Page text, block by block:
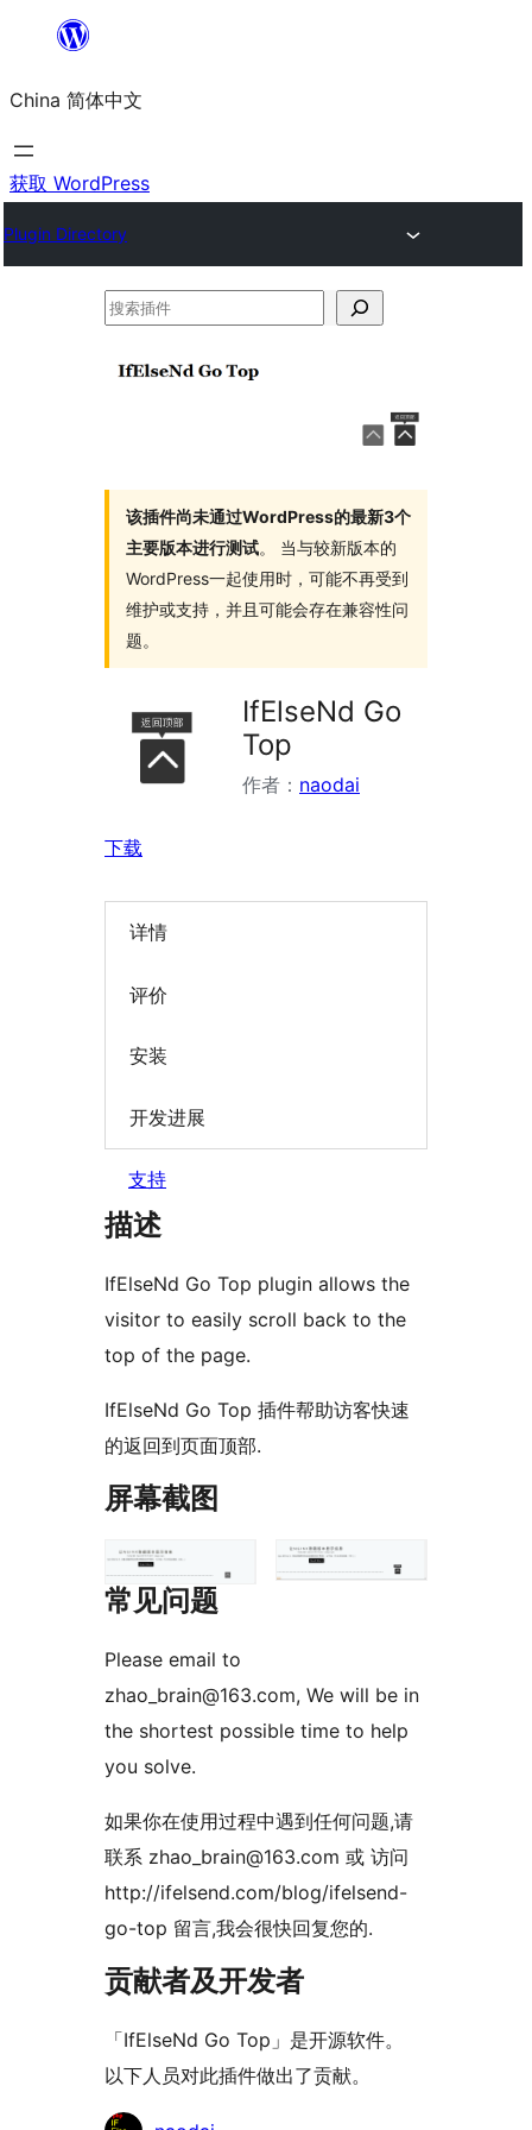
内
容
China 简体中文
获取 WordPress
Plugin Directory
搜
插
该插件尚未通过WordPress的最新3个
主要版本进行测试。 当与较新版本的
WordPress一起使用时，可能不再受到
维护或支持，并且可能会存在兼容性问
题。
IfElseNd Go
Top
作者： naodai
下载
详情
评价
安装
开发进展
支持
描述
IfElseNd Go Top plugin allows the
visitor to easily scroll back to the
top of the page.
IfElseNd Go Top 插件帮助访客快速
的返回到页面顶部.
屏幕截图
常见问题
Please email to
zhao_brain@163.com, We will be in
the shortest possible time to help
you solve.
如果你在使用过程中遇到任何问题,请
联系 zhao_brain@163.com 或 访问
http://ifelsend.com/blog/ifelsend-
go-top 留言,我会很快回复您的.
贡献者及开发者
「IfElseNd Go Top」是开源软件。
以下人员对此插件做出了贡献。